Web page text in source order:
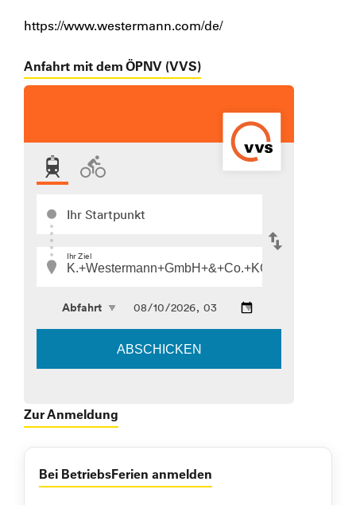
https://www.westermann.com/de/
Anfahrt mit dem ÖPNV (VVS)
Zur Anmeldung
Bei BetriebsFerien anmelden